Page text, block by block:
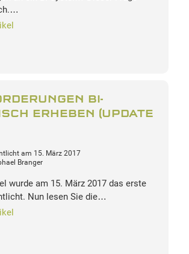
BI-
ERHEBEN (UPDATE
am 15. März 2017
Branger
wurde am 15. März 2017 das erste
Nun lesen Sie die…